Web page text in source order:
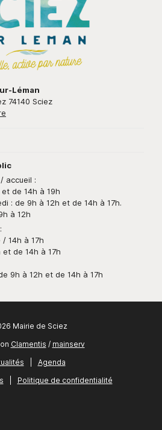
Léman
74140 Sciez
accueil :
de 14h à 19h
: de 9h à 12h et de 14h à 17h.
à 12h
14h à 17h
de 14h à 17h
9h à 12h et de 14h à 17h
Mairie de Sciez
Clamentis / mainserv
Agenda
Politique de confidentialité